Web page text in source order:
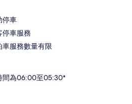
停車
停車服務
服務數量有限
間為06:00至05:30*